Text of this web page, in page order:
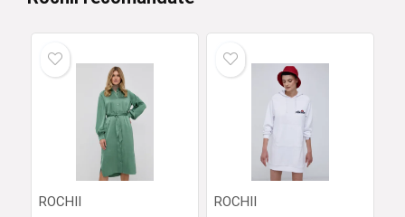
ROCHII
ROCHII